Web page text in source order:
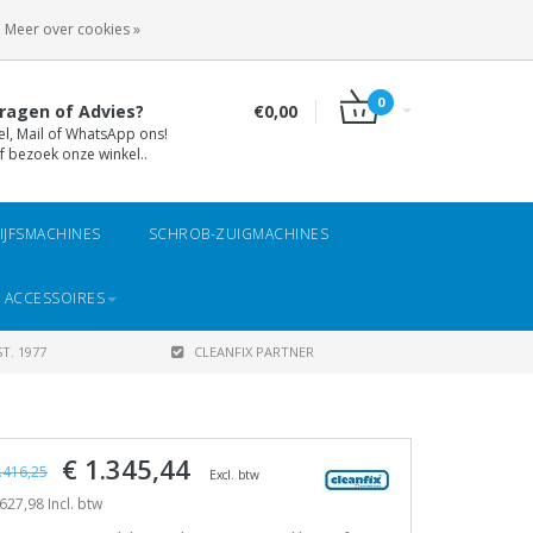
of Advies?
Mail of WhatsApp ons!
bezoek onze winkel..
€0,00 0
SCHROB-ZUIGMACHINES
1977 CLEANFIX PARTNER
€ 1.345,44 Excl. btw
Incl. btw
Meer over cookies »